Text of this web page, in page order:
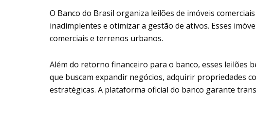
O Banco do Brasil organiza leilões de imóveis
inadimplentes e otimizar a gestão de ativos. Esses
comerciais e terrenos urbanos.
Além do retorno financeiro para o banco, esses leilões
que buscam expandir negócios, adquirir propriedades
estratégicas. A plataforma oficial do banco garante